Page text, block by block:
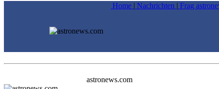
Home | Nachrichten | Frag
astronews.com